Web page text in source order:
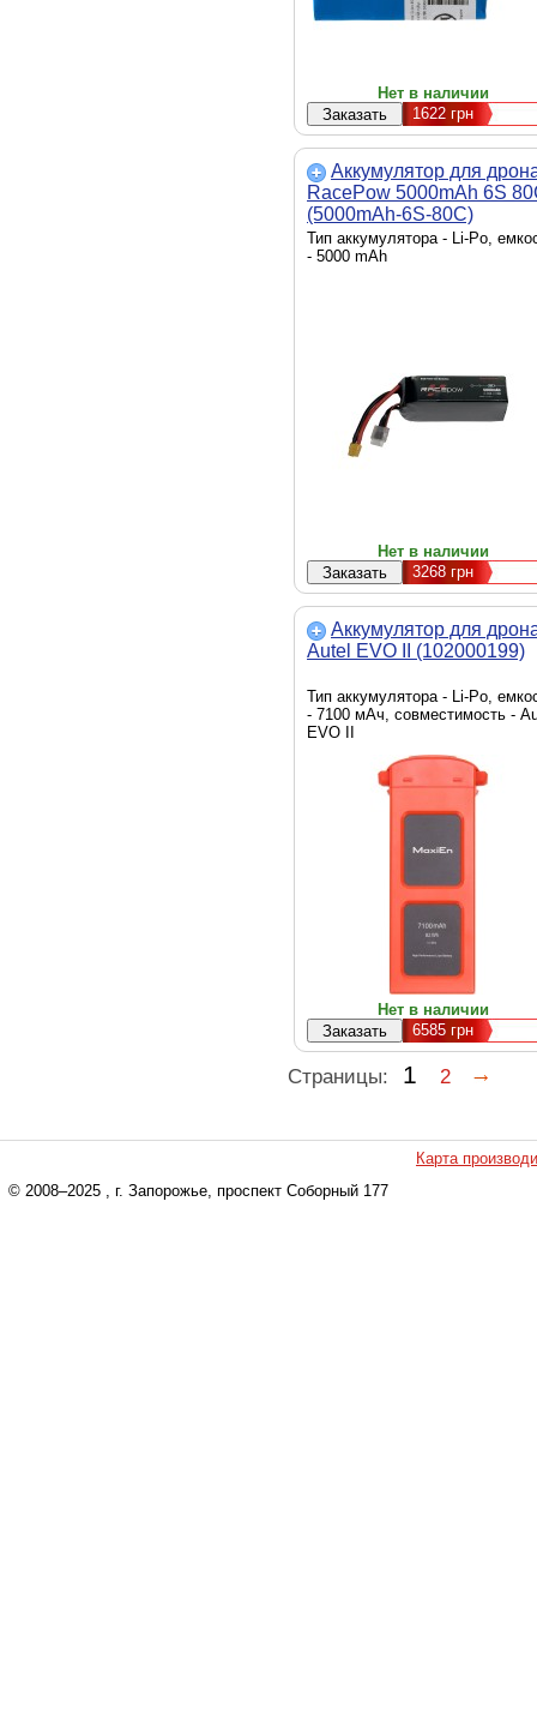
Нет в наличии
1622 грн
Аккумулятор для
RacePow 5000mAh 6S
(5000mAh-6S-80C)
Тип аккумулятора - Li-Po,
- 5000 mAh
Нет в наличии
3268 грн
Аккумулятор для
Autel EVO II (102000199)
Тип аккумулятора - Li-Po,
- 7100 мАч, совместимость -
EVO II
Нет в наличии
6585 грн
Страницы: 1 2
Карта
© 2008–2025 , г. Запорожье, проспект Соборный 177